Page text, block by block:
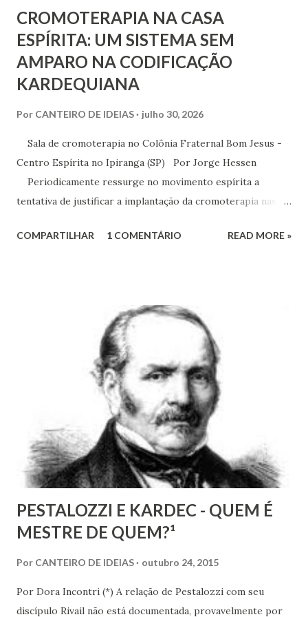
CROMOTERAPIA NA CASA
ESPÍRITA: UM SISTEMA SEM
AMPARO NA CODIFICAÇÃO
KARDEQUIANA
Por CANTEIRO DE IDEIAS julho 30, 2026
Sala de cromoterapia no Colônia Fraternal Bom Jesus -
Centro Espírita no Ipiranga (SP) Por Jorge Hessen
Periodicamente ressurge no movimento espírita a
tentativa de justificar a implantação da cromoterapia nas
Joanna de Ângelis, especialmente na obra Plenitude .
Joanna de Ângelis menciona a helioterapia e faz alusões à
cromoterapia no contexto da preservação da saúde física e
psíquica. Em nenhum momento, porém, recomenda sua
adoção como prática institucional do Espiritismo. Há
profunda diferença entre reconhecer a existência de um
recurso terapêutico e convertê-lo em atividade da Casa
Espírita.
COMPARTILHAR 1 COMENTÁRIO READ MORE »
PESTALOZZI E KARDEC - QUEM É
MESTRE DE QUEM?¹
Por CANTEIRO DE IDEIAS outubro 24, 2015
Por Dora Incontri (*) A relação de Pestalozzi com seu
discípulo Rivail não está documentada, provavelmente por